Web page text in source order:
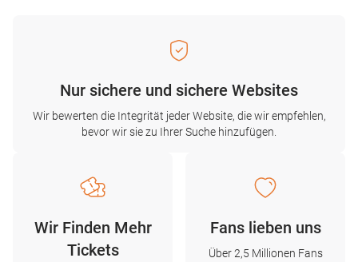
Nur sichere und sichere Websites
Wir bewerten die Integrität jeder Website, die wir empfehlen,
bevor wir sie zu Ihrer Suche hinzufügen.
Wir Finden Mehr
Tickets
Fans lieben uns
Über 2,5 Millionen Fans